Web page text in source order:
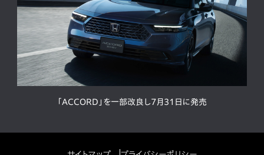
「ACCORD」を一部改良し7月31日に発売